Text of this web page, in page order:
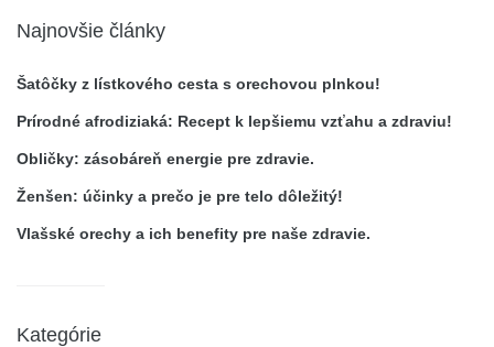
Najnovšie články
Šatôčky z lístkového cesta s orechovou plnkou!
Prírodné afrodiziaká: Recept k lepšiemu vzťahu a zdraviu!
Obličky: zásobáreň energie pre zdravie.
Ženšen: účinky a prečo je pre telo dôležitý!
Vlašské orechy a ich benefity pre naše zdravie.
Kategórie